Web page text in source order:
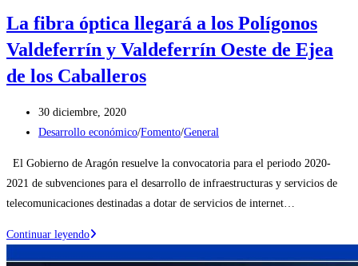
La fibra óptica llegará a los Polígonos
Valdeferrín y Valdeferrín Oeste de Ejea
de los Caballeros
Publicación
de
30 diciembre, 2020
Categoría
Desarrollo económico/Fomento/General
El Gobierno de Aragón resuelve la convocatoria para el periodo 2020-
2021 de subvenciones para el desarrollo de infraestructuras y servicios de
telecomunicaciones destinadas a dotar de servicios de internet…
Continuar leyendoLa